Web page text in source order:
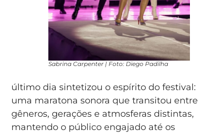
Sabrina Carpenter | Foto: Diego Padilha
último dia sintetizou o espírito do festival:
uma maratona sonora que transitou entre
gêneros, gerações e atmosferas distintas,
mantendo o público engajado até os